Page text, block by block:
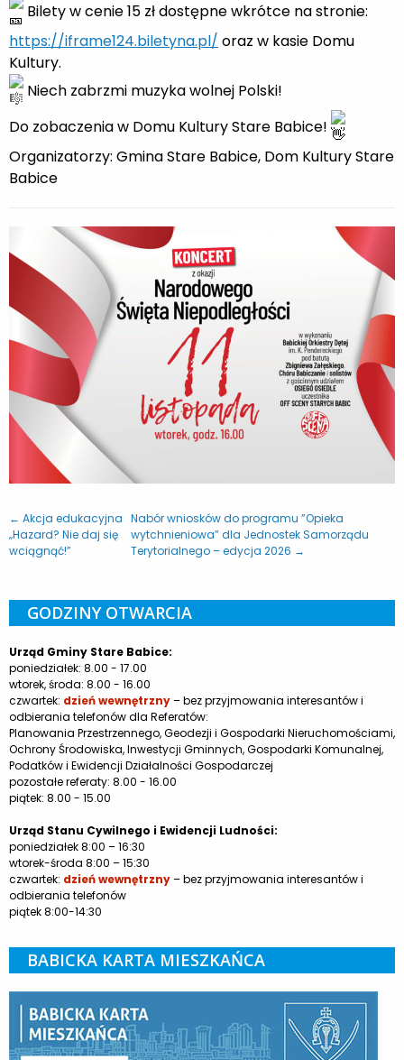
Bilety w cenie 15 zł dostępne wkrótce na stronie:
https://iframe124.biletyna.pl/ oraz w kasie Domu
Kultury.
Niech zabrzmi muzyka wolnej Polski!
Do zobaczenia w Domu Kultury Stare Babice!
Organizatorzy: Gmina Stare Babice, Dom Kultury Stare
Babice
← Akcja edukacyjna
„Hazard? Nie daj się
wciągnąć!”
Nabór wniosków do programu ”Opieka
wytchnieniowa” dla Jednostek Samorządu
Terytorialnego – edycja 2026 →
GODZINY OTWARCIA
Urząd Gminy Stare Babice:
poniedziałek: 8.00 - 17.00
wtorek, środa: 8.00 - 16.00
czwartek: dzień wewnętrzny– bez przyjmowania interesantów i
odbierania telefonów dla Referatów:
Planowania Przestrzennego, Geodezji i Gospodarki Nieruchomościami,
Ochrony Środowiska, Inwestycji Gminnych, Gospodarki Komunalnej,
Podatków i Ewidencji Działalności Gospodarczej
pozostałe referaty: 8.00 - 16.00
piątek: 8.00 - 15.00
Urząd Stanu Cywilnego i Ewidencji Ludności:
poniedziałek 8:00 – 16:30
wtorek-środa 8:00 – 15:30
czwartek: dzień wewnętrzny– bez przyjmowania interesantów i
odbierania telefonów
piątek 8:00-14:30
BABICKA KARTA MIESZKAŃCA